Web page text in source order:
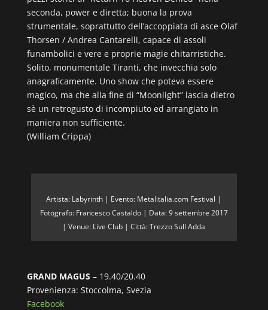
seconda, power e diretta; buona la prova
strumentale, soprattutto dell’accoppiata di asce Olaf
Thorsen / Andrea Cantarelli, capace di assoli
funambolici e vere e proprie magie chitarristiche.
Solito, monumentale Tiranti, che invecchia solo
anagraficamente. Uno show che poteva essere
magico, ma che alla fine di “Moonlight” lascia dietro
sè un retrogusto di incompiuto ed arrangiato in
maniera non sufficiente.
(William Crippa)
Artista: Labyrinth | Evento: Metalitalia.com Festival |
Fotografo: Francesco Castaldo | Data: 9 settembre 2017
| Venue: Live Club | Città: Trezzo Sull Adda
GRAND MAGUS – 19.40/20.40
Provenienza: Stoccolma, Svezia
Facebook